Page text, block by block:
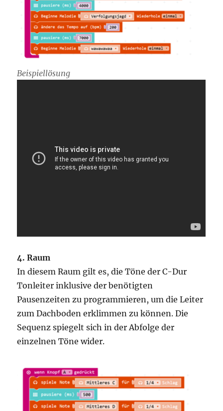
Beispiellösung
4. Raum
In diesem Raum gilt es, die Töne der C-Dur
Tonleiter inklusive der benötigten
Pausenzeiten zu programmieren, um die Leiter
zum Dachboden erklimmen zu können. Die
Sequenz spiegelt sich in der Abfolge der
einzelnen Töne wider.